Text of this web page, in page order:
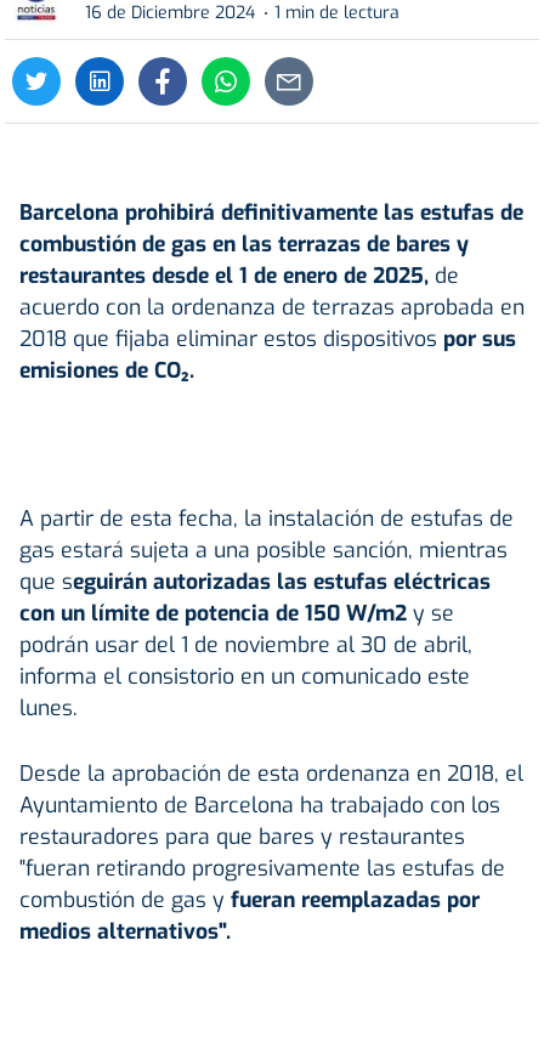
16 de Diciembre 2024
1 min de lectura
Barcelona prohibirá definitivamente las estufas de
combustión de gas en las terrazas de bares y
restaurantes desde el 1 de enero de 2025, de
acuerdo con la ordenanza de terrazas aprobada en
2018 que fijaba eliminar estos dispositivos por sus
emisiones de CO₂.
A partir de esta fecha, la instalación de estufas de
gas estará sujeta a una posible sanción, mientras
que seguirán autorizadas las estufas eléctricas
con un límite de potencia de 150 W/m2 y se
podrán usar del 1 de noviembre al 30 de abril,
informa el consistorio en un comunicado este
lunes.
Desde la aprobación de esta ordenanza en 2018, el
Ayuntamiento de Barcelona ha trabajado con los
restauradores para que bares y restaurantes
"fueran retirando progresivamente las estufas de
combustión de gas y fueran reemplazadas por
medios alternativos".